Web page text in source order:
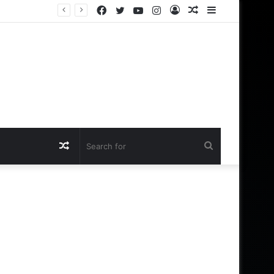
Sidebar
Random
Log
Instagram
YouTube
Twitter
Facebook
Random